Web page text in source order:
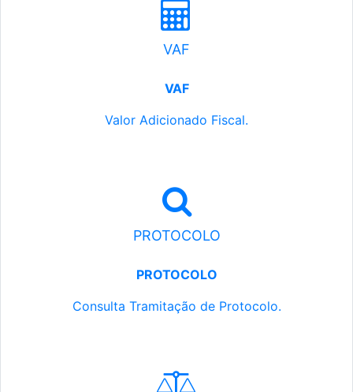
VAF
VAF
Valor Adicionado Fiscal.
PROTOCOLO
PROTOCOLO
Consulta Tramitação de Protocolo.